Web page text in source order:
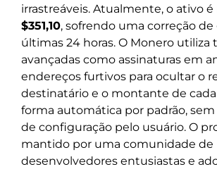
irrastreáveis. Atualmente, o ativo
$351,10, sofrendo uma correção de
últimas 24 horas. O Monero utiliza
avançadas como assinaturas em
endereços furtivos para ocultar o
destinatário e o montante de
forma automática por padrão,
de configuração pelo usuário. O
mantido por uma comunidade de
desenvolvedores entusiastas e